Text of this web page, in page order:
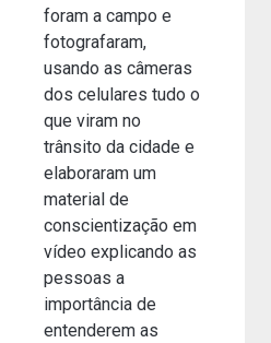
foram a campo e
fotografaram,
usando as câmeras
dos celulares tudo o
que viram no
trânsito da cidade e
elaboraram um
material de
conscientização em
vídeo explicando as
pessoas a
importância de
entenderem as